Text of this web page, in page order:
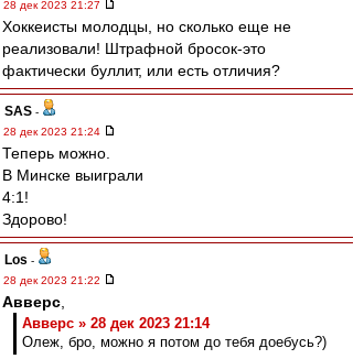
28 дек 2023 21:27
Хоккеисты молодцы, но сколько еще не
реализовали! Штрафной бросок-это
фактически буллит, или есть отличия?
SAS -
28 дек 2023 21:24
Теперь можно.
В Минске выиграли
4:1!
Здорово!
Los -
28 дек 2023 21:22
Авверс
Авверс » 28 дек 2023 21:14
Олеж, бро, можно я потом до тебя доебусь?)